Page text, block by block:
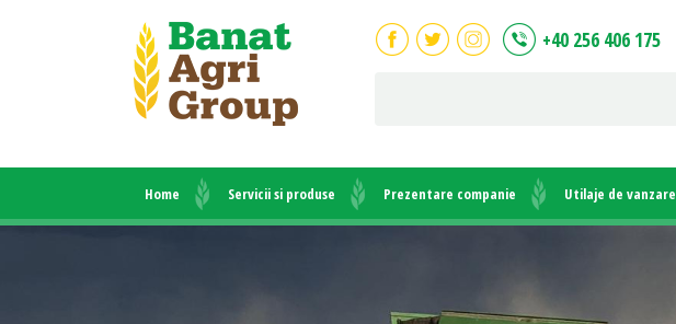
+40 256 406 175
Home Servicii si produse Prezentare companie Utilaje de vanzare